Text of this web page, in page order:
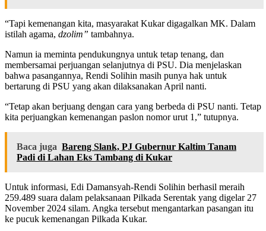
“Tapi kemenangan kita, masyarakat Kukar digagalkan MK. Dalam
istilah agama, dzolim” tambahnya.
Namun ia meminta pendukungnya untuk tetap tenang, dan
membersamai perjuangan selanjutnya di PSU. Dia menjelaskan
bahwa pasangannya, Rendi Solihin masih punya hak untuk
bertarung di PSU yang akan dilaksanakan April nanti.
“Tetap akan berjuang dengan cara yang berbeda di PSU nanti. Tetap
kita perjuangkan kemenangan paslon nomor urut 1,” tutupnya.
Baca juga Bareng Slank, PJ Gubernur Kaltim Tanam
Padi di Lahan Eks Tambang di Kukar
Untuk informasi, Edi Damansyah-Rendi Solihin berhasil meraih
259.489 suara dalam pelaksanaan Pilkada Serentak yang digelar 27
November 2024 silam. Angka tersebut mengantarkan pasangan itu
ke pucuk kemenangan Pilkada Kukar.